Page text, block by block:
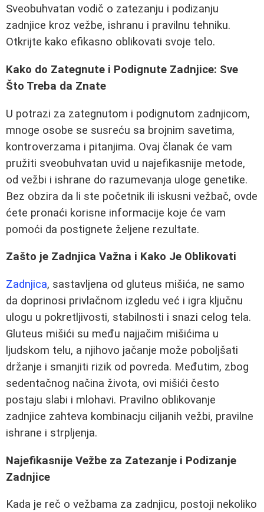
Sveobuhvatan vodič o zatezanju i podizanju
zadnjice kroz vežbe, ishranu i pravilnu tehniku.
Otkrijte kako efikasno oblikovati svoje telo.
Kako do Zategnute i Podignute Zadnjice: Sve
Što Treba da Znate
U potrazi za zategnutom i podignutom zadnjicom,
mnoge osobe se susreću sa brojnim savetima,
kontroverzama i pitanjima. Ovaj članak će vam
pružiti sveobuhvatan uvid u najefikasnije metode,
od vežbi i ishrane do razumevanja uloge genetike.
Bez obzira da li ste početnik ili iskusni vežbač, ovde
ćete pronaći korisne informacije koje će vam
pomoći da postignete željene rezultate.
Zašto je Zadnjica Važna i Kako Je Oblikovati
Zadnjica, sastavljena od gluteus mišića, ne samo
da doprinosi privlačnom izgledu već i igra ključnu
ulogu u pokretljivosti, stabilnosti i snazi celog tela.
Gluteus mišići su među najjačim mišićima u
ljudskom telu, a njihovo jačanje može poboljšati
držanje i smanjiti rizik od povreda. Međutim, zbog
sedentačnog načina života, ovi mišići često
postaju slabi i mlohavi. Pravilno oblikovanje
zadnjice zahteva kombinacju ciljanih vežbi, pravilne
ishrane i strpljenja.
Najefikasnije Vežbe za Zatezanje i Podizanje
Zadnjice
Kada je reč o vežbama za zadnjicu, postoji nekoliko